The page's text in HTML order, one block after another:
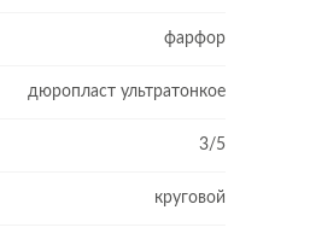
фарфор
дюропласт ультратонкое
3/5
круговой